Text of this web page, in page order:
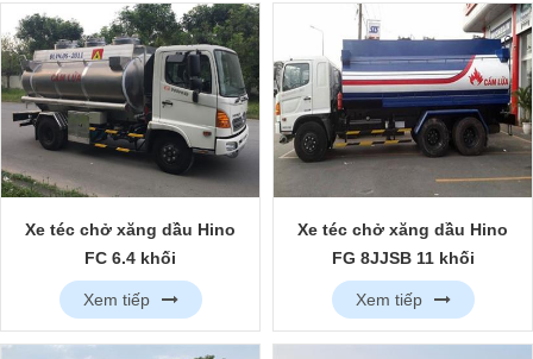
Xe téc chở xăng dầu Hino
FC 6.4 khối
Xem tiếp
Xe téc chở xăng dầu Hino
FG 8JJSB 11 khối
Xem tiếp